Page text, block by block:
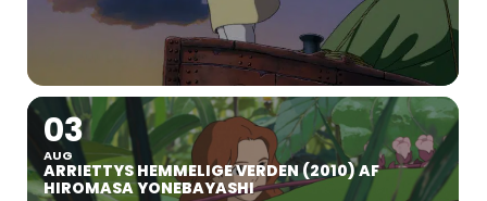
03
AUG
ARRIETTYS HEMMELIGE VERDEN (2010) AF
HIROMASA YONEBAYASHI